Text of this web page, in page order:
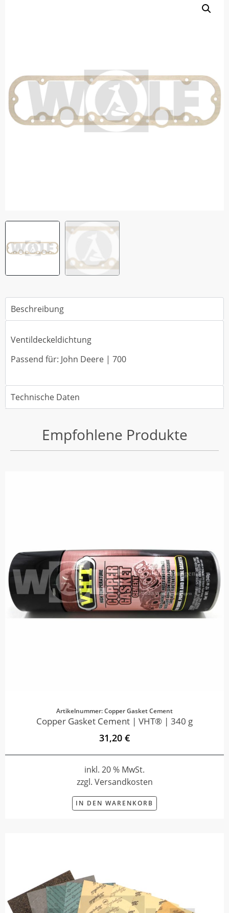
Beschreibung
Ventildeckeldichtung
Passend für: John Deere | 700
Technische Daten
Empfohlene Produkte
Artikelnummer: Copper Gasket Cement
Copper Gasket Cement | VHT® | 340 g
31,20 €
inkl. 20 % MwSt.
zzgl. Versandkosten
IN DEN WARENKORB